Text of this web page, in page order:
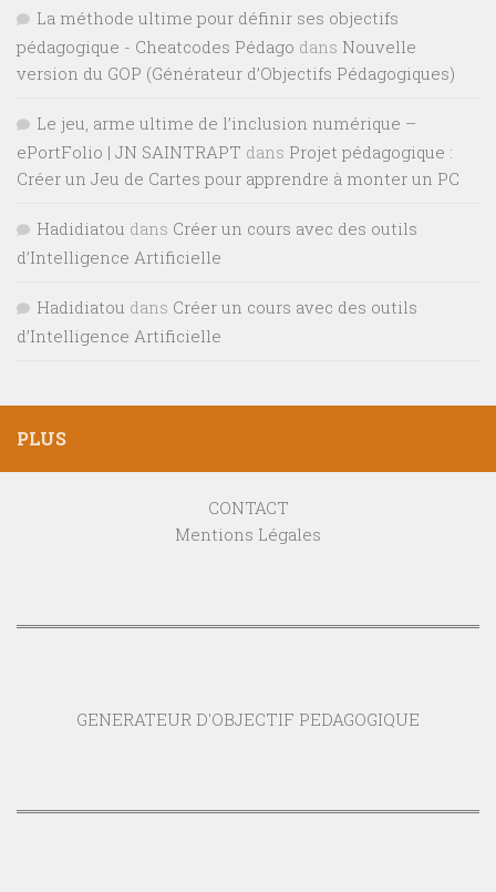
La méthode ultime pour définir ses objectifs
pédagogique - Cheatcodes Pédago dans Nouvelle
version du GOP (Générateur d’Objectifs Pédagogiques)
Le jeu, arme ultime de l’inclusion numérique –
ePortFolio | JN SAINTRAPT dans Projet pédagogique :
Créer un Jeu de Cartes pour apprendre à monter un PC
Hadidiatou dans Créer un cours avec des outils
d’Intelligence Artificielle
Hadidiatou dans Créer un cours avec des outils
d’Intelligence Artificielle
PLUS
CONTACT
Mentions Légales
GENERATEUR D'OBJECTIF PEDAGOGIQUE